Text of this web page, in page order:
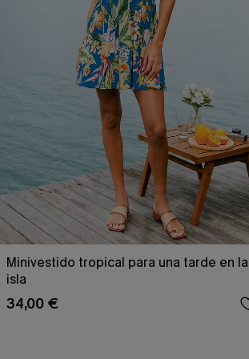
Minivestido tropical para una tarde en la
isla
34,00 €